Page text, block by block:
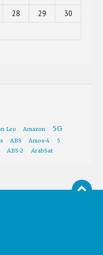
28 29
30
Leo Amazon 5G
ABS Amos-4
5
ABS-2 ArabSat